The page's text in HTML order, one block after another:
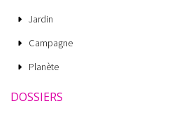
Jardin
Campagne
Planète
DOSSIERS